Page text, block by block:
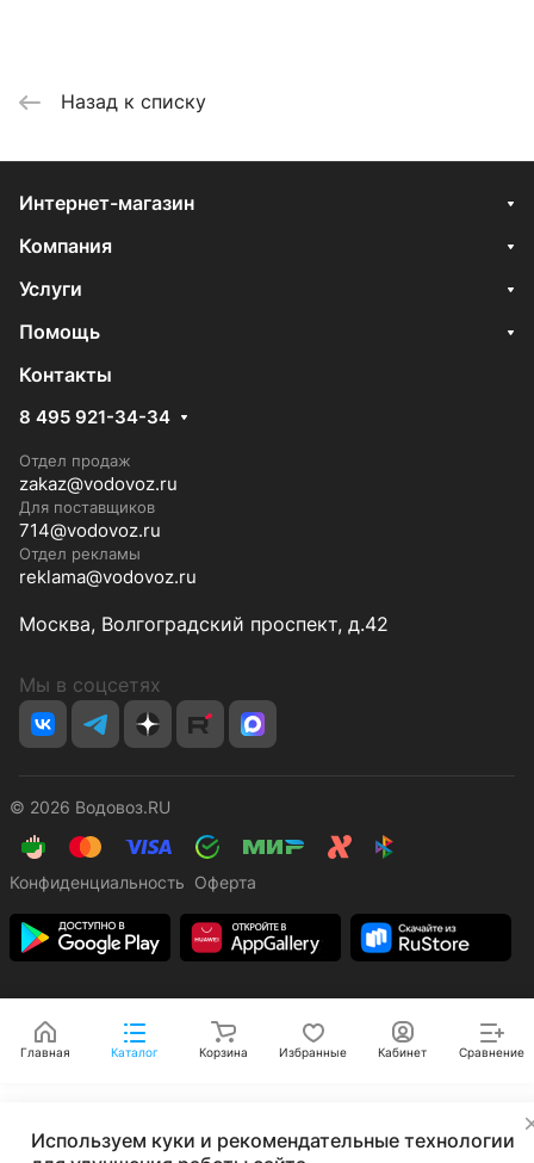
Назад к списку
Интернет-магазин
Компания
Услуги
Помощь
Контакты
8 495 921-34-34
Отдел продаж
zakaz@vodovoz.ru
Для поставщиков
714@vodovoz.ru
Отдел рекламы
reklama@vodovoz.ru
Москва, Волгоградский проспект, д.42
Мы в соцсетях
© 2026 Водовоз.RU
Конфиденциальность Оферта
Главная Каталог Корзина Избранные Кабинет Сравнение
Используем куки и рекомендательные технологии